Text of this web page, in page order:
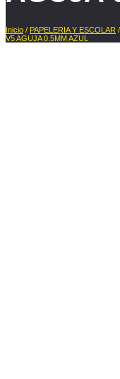
Inicio / PAPELERIA Y ESCOLAR
V5 AGUJA 0.5MM AZUL